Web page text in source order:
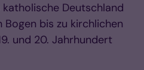
Deutschland
bis zu kirchlichen
und 20. Jahrhundert